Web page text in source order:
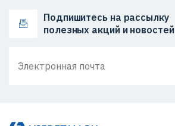
Подпишитесь на рассылку
полезных акций и новостей